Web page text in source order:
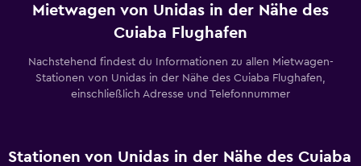
Mietwagen von Unidas in der Nähe des
Cuiaba Flughafen
Nachstehend findest du Informationen zu allen Mietwagen-
Stationen von Unidas in der Nähe des Cuiaba Flughafen,
einschließlich Adresse und Telefonnummer
Stationen von Unidas in der Nähe des Cuiaba